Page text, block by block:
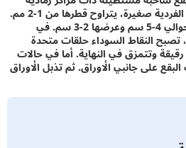
على الأوراق. حيث تكون البقع الفردية صغيرة، يتراوح قطرها من 1-2 مم.
ثم تلتحم البقع ويصبح طولها حوالي 4-5 سم وعرضها 2-3 سم. في
السوداء حلقات متحدة
وتتمزق في النهاية. أما في حالات
جانبي الأوراق. ثم تذبل الأوراق